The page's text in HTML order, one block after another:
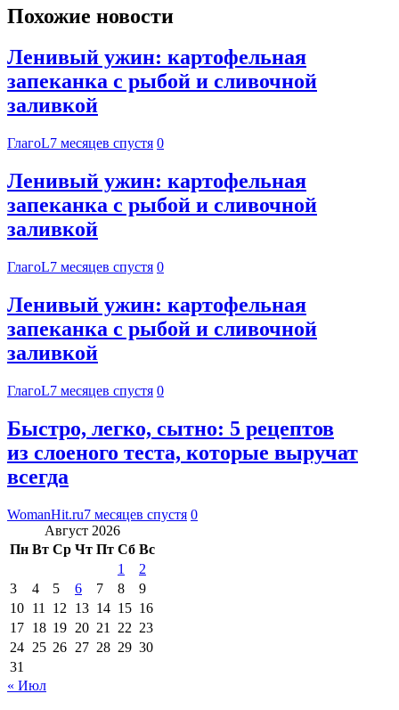
Похожие новости
Ленивый ужин: картофельная
запеканка с рыбой и сливочной
заливкой
ГлагоL7 месяцев спустя 0
Ленивый ужин: картофельная
запеканка с рыбой и сливочной
заливкой
ГлагоL7 месяцев спустя 0
Ленивый ужин: картофельная
запеканка с рыбой и сливочной
заливкой
ГлагоL7 месяцев спустя 0
Быстро, легко, сытно: 5 рецептов
из слоеного теста, которые выручат
всегда
WomanHit.ru7 месяцев спустя 0
Август 2026
Пн Вт Ср Чт Пт Сб Вс
1
2
3
4 5 6 7 8
9
10 11 12 13 14 15 16
17 18 19 20 21 22 23
24 25 26 27 28 29 30
31
« Июл